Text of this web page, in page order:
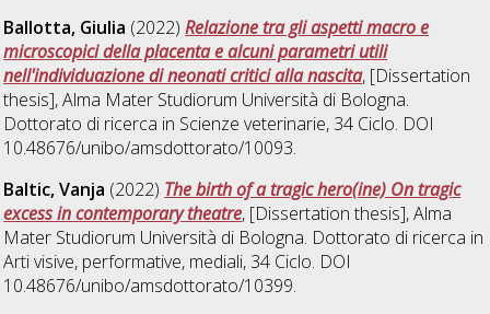
Ballotta, Giulia (2022)Relazione tra gli aspetti macro e
microscopici della placenta e alcuni parametri utili
nell'individuazione di neonati critici alla nascita, [Dissertation
thesis], Alma Mater Studiorum Università di Bologna.
Dottorato di ricerca in Scienze veterinarie, 34 Ciclo. DOI
10.48676/unibo/amsdottorato/10093.
Baltic, Vanja (2022) The birth of a tragic hero(ine) On tragic
excess in contemporary theatre, [Dissertation thesis], Alma
Mater Studiorum Università di Bologna. Dottorato di ricerca in
Arti visive, performative, mediali, 34 Ciclo. DOI
10.48676/unibo/amsdottorato/10399.